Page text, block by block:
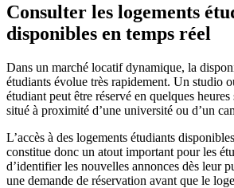
Consulter les logements
disponibles en temps réel
Dans un marché locatif dynamique, la
étudiants évolue très rapidement. Un studio
étudiant peut être réservé en quelques
situé à proximité d’une université ou d’un
L’accès à des logements étudiants
constitue donc un atout important pour les
d’identifier les nouvelles annonces dès leur
une demande de réservation avant que le